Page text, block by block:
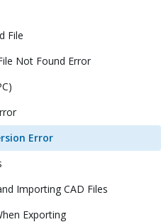
File
Not Found Error
Error
Importing CAD Files
Exporting